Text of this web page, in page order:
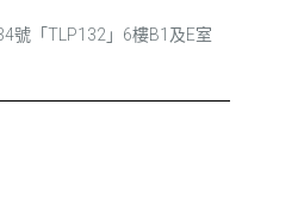
號「TLP132」6樓B1及E室